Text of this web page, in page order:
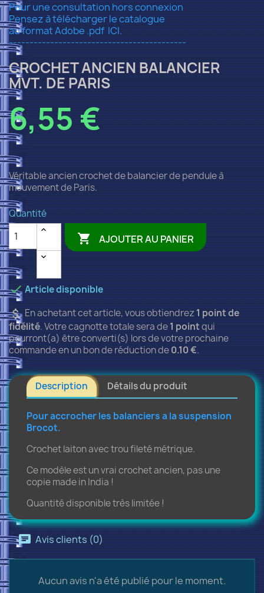
Pour une consultation hors connexion
Pensez à télécharger le catalogue
au format Adobe .pdfICI.
-------------------------------------------
CROCHET ANCIEN BALANCIER
MVT. DE PARIS
6,55 €
Véritable ancien crochet de balancier de pendule à
mouvement de Paris.
Quantité
 AJOUTER AU PANIER
Article disponible
attach_moneyEn achetant cet article, vous obtiendrez1point de
fidélité. Votre cagnotte totale sera de1pointqui
pourront(a) être converti(s) lors de votre prochaine
commande en un bon de réduction de0.10 €.
Description Détails du produit
Pour accrocher les balanciers a la suspension
Brocot.
Crochet laiton avec trou fileté métrique.
Ce modèle est un vrai crochet ancien, pas une
copie made in India !
Quantité disponible très limitée !
Avis clients (0)
Aucun avis n'a été publié pour le moment.